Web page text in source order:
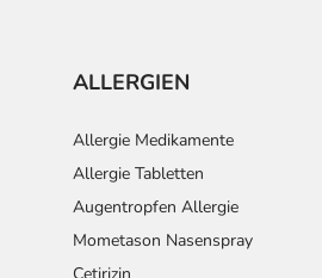
ALLERGIEN
Allergie Medikamente
Allergie Tabletten
Augentropfen Allergie
Mometason Nasenspray